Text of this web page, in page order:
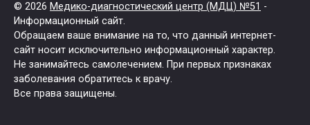
© 2026 Медико-диагностический центр (МДЦ) №51 -
Информационный сайт.
Обращаем ваше внимание на то, что данный интернет-
сайт носит исключительно информационный характер.
Не занимайтесь самолечением. При первых признаках
заболевания обратитесь к врачу.
Все права защищены.